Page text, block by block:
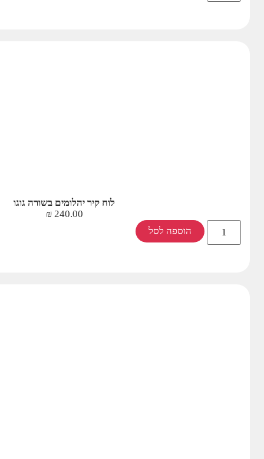
לוח קיר יהלומים בשורה גוגו
240.00
₪
הוספה לסל